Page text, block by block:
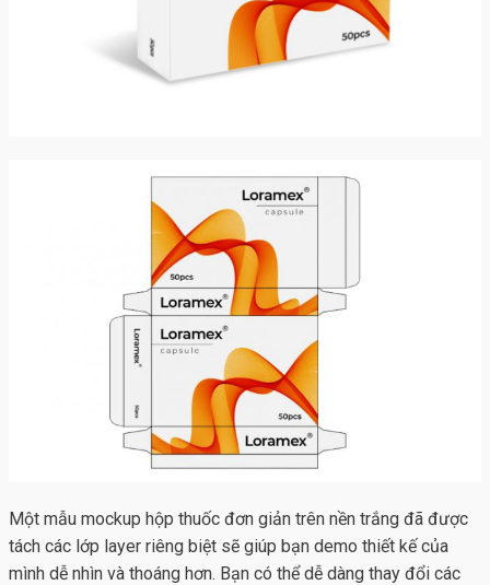
Một mẫu mockup hộp thuốc đơn giản trên nền trắng đã được
tách các lớp layer riêng biệt sẽ giúp bạn demo thiết kế của
mình dễ nhìn và thoáng hơn. Bạn có thể dễ dàng thay đổi các